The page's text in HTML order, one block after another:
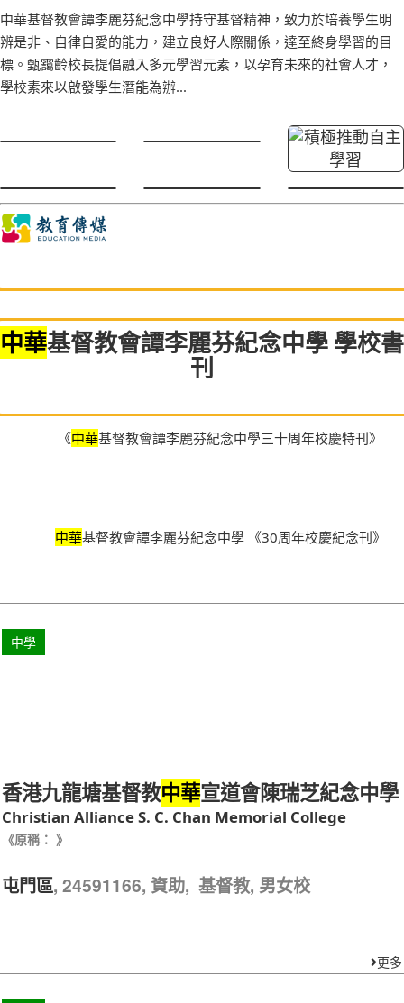
中華基督教會譚李麗芬紀念中學持守基督精神，致力於培養學生明
辨是非、自律自愛的能力，建立良好人際關係，達至終身學習的目
標。甄靄齡校長提倡融入多元學習元素，以孕育未來的社會人才，
學校素來以啟發學生潛能為辦...
中華基督教會譚李麗芬紀念中學 學校書
刊
《中華基督教會譚李麗芬紀念中學三十周年校慶特刊》
中華基督教會譚李麗芬紀念中學 《30周年校慶紀念刊》
中學
香港九龍塘基督教中華宣道會陳瑞芝紀念中學
Christian Alliance S. C. Chan Memorial College
《原稱： 》
屯門區, 24591166, 資助, 基督教, 男女校
更多